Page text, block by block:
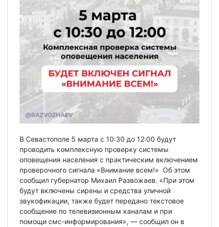
В Севастополе 5 марта с 10:30 до 12:00 будут
проводить комплексную проверку системы
оповещения населения с практическим включением
проверочного сигнала «Внимание всем!» Об этом
сообщил губернатор Михаил Развожаев. «При этом
будут включены сирены и средства уличной
звукофикации, также будет передано текстовое
сообщение по телевизионным каналам и при
помощи смс-информирования», — сообщил он в